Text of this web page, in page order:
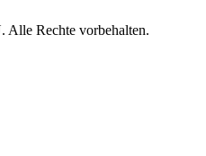
Alle Rechte vorbehalten.